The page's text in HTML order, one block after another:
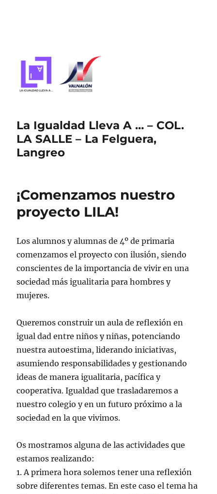
La Igualdad Lleva A … – COL.
LA SALLE – La Felguera,
Langreo
¡Comenzamos nuestro
proyecto LILA!
Los alumnos y alumnas de 4º de primaria
comenzamos el proyecto con ilusión, siendo
conscientes de la importancia de vivir en una
sociedad más igualitaria para hombres y
mujeres.
Queremos construir un aula de reflexión en
igual dad entre niños y niñas, potenciando
nuestra autoestima, liderando iniciativas,
asumiendo responsabilidades y gestionando
ideas de manera igualitaria, pacífica y
cooperativa. Igualdad que trasladaremos a
nuestro colegio y en un futuro próximo a la
sociedad en la que vivimos.
Os mostramos alguna de las actividades que
estamos realizando:
1. A primera hora solemos tener una reflexión
sobre diferentes temas. En este caso el tema ha